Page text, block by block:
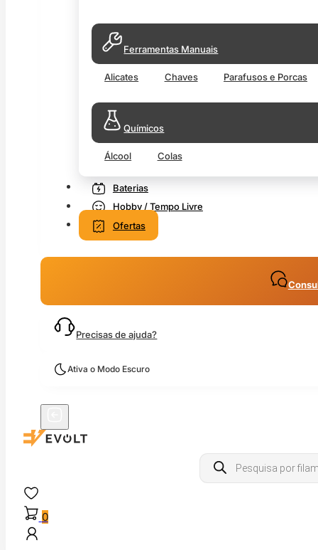
Ferramentas Manuais
Alicates Chaves Parafusos e Porcas
Químicos
Álcool Colas
Baterias
Hobby / Tempo Livre
Ofertas
Precisas de ajuda?
Ativa o Modo Escuro
Products
search
0